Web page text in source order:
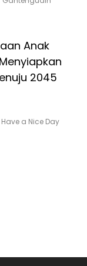
Anak
2045
Have a Nice Day